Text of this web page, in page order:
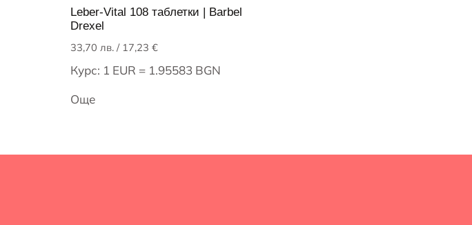
Leber-Vital 108 таблетки | Barbel
Drexel
33,70 лв. / 17,23 €
Курс: 1 EUR = 1.95583 BGN
Още